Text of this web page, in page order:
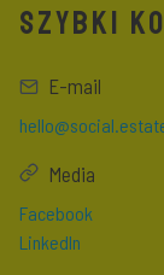
SZYBKI
E-mail
Media
Facebook
LinkedIn